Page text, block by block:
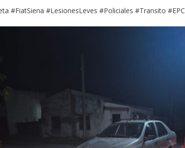
#FiatSiena #LesionesLeves #Policiales #Transito #EPC